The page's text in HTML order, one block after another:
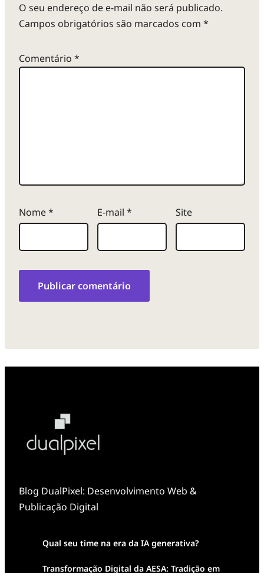
O seu endereço de e-mail não será publicado.
Campos obrigatórios são marcados com *
Comentário *
Nome* E-mail * Site
Blog DualPixel: Desenvolvimento Web &
Publicação Digital
Qual seu time na era da IA generativa?
Transformação Digital da AESA: Tradição em